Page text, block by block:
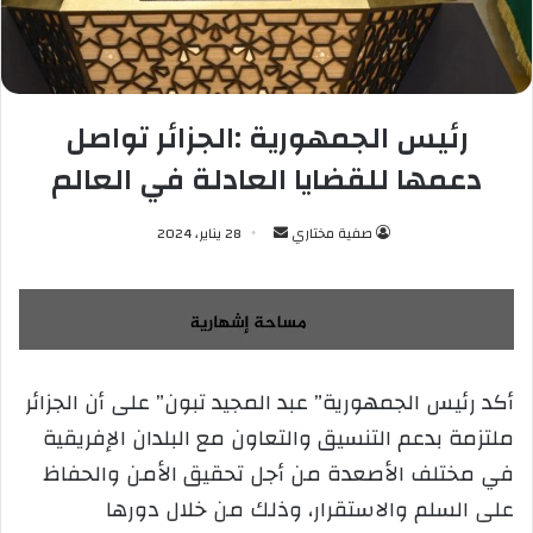
رئيس الجمهورية :الجزائر تواصل
دعمها للقضايا العادلة في العالم
صفية مختاري
س
ل
ب
ي
د
إ
ل
28 يناير، 2024
أكد رئيس الجمهورية” عبد المجيد تبون” على أن الجزائر
ملتزمة بدعم التنسيق والتعاون مع البلدان الإفريقية
في مختلف الأصعدة من أجل تحقيق الأمن والحفاظ
على السلم والاستقرار، وذلك من خلال دورها